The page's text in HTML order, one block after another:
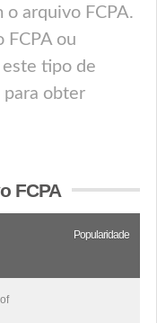
arquivo FCPA.
FCPA ou
tipo de
para obter
FCPA
Popularidade